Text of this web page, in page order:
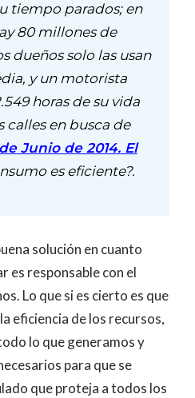
tiempo parados; en
80 millones de
dueños solo las usan
y un motorista
horas de su vida
en busca de
Junio de 2014. El
es eficiente?.
solución en cuanto
es responsable con el
Lo que si es cierto es que
eficiencia de los recursos,
lo que generamos y
para que se
que proteja a todos los